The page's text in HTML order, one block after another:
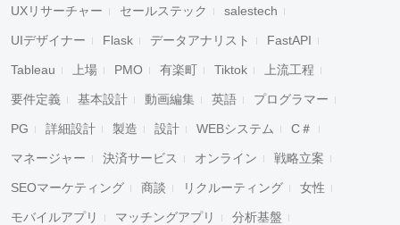
UXリサーチャー セールステック salestech
UIデザイナー Flask データアナリスト FastAPI
Tableau 上場 PMO 有楽町 Tiktok 上流工程
要件定義 基本設計 動画編集 英語 プログラマー
PG 詳細設計 製造 設計 WEBシステム C＃
マネージャー 決済サービス オンライン 戦略立案
SEOマーケティング 商談 リクルーティング 女性
モバイルアプリ マッチングアプリ 分析基盤